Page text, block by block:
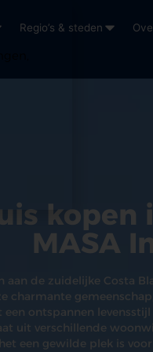
Regio’s & steden
kopen
MASA
aan de zuidelijke Costa
charmante
een ontspannen
uit verschillende
een gewilde plek is